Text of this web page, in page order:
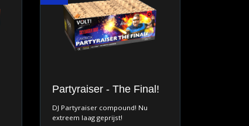
Partyraiser - The Final!
DJ Partyraiser compound! Nu
extreem laag geprijst!